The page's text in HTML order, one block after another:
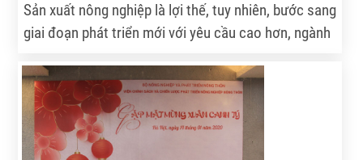
Sản xuất nông nghiệp là lợi thế, tuy nhiên, bước sang
giai đoạn phát triển mới với yêu cầu cao hơn, ngành
mà bao gồm cả gia công chế biến...